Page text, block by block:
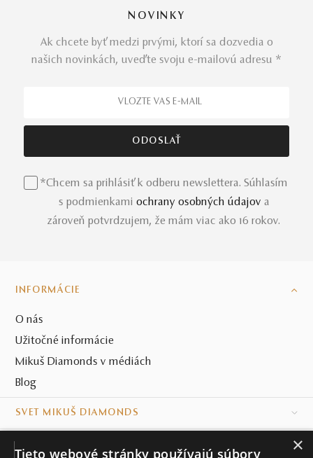
NOVINKY
Ak chcete byť medzi prvými, ktorí sa dozvedia o
našich novinkách, uveďte svoju e-mailovú adresu *
*Chcem sa prihlásiť k odberu newslettera. Súhlasím
s podmienkami ochrany osobných údajov a
zároveň potvrdzujem, že mám viac ako 16 rokov.
INFORMÁCIE
O nás
Užitočné informácie
Mikuš Diamonds v médiách
Blog
SVET MIKUŠ DIAMONDS
×
Tieto webové stránky používajú súbory